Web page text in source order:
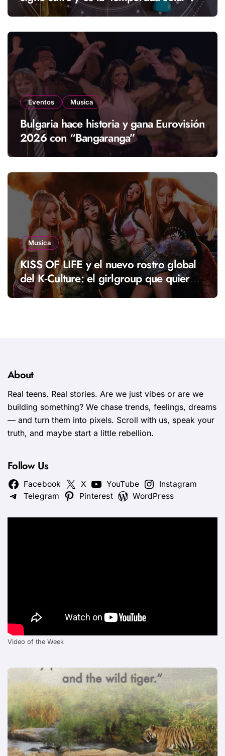
Eventos Musica
Bulgaria hace historia y gana Eurovisión
2026 con “Bangaranga”
Musica
KISS OF LIFE y el nuevo rostro global
del K‑Culture: el girlgroup que quiere
llevar una nueva energía al K‑pop
About
Real teens. Real stories. Are we just vibes or are we
building something? We chase trends, feelings, dreams
— and turn them into pixels. Scroll with us, speak your
truth, and maybe start a little rebellion.
Follow Us
Facebook X YouTube
Instagram
Telegram
Pinterest WordPress
Video of the Week